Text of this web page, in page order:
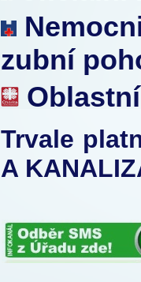
zubní
Trvale
A